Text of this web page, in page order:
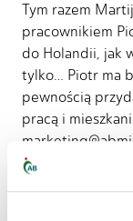
Tym razem
pracownikiem
do Holandii, jak
tylko… Piotr ma
pewnością
pracą i